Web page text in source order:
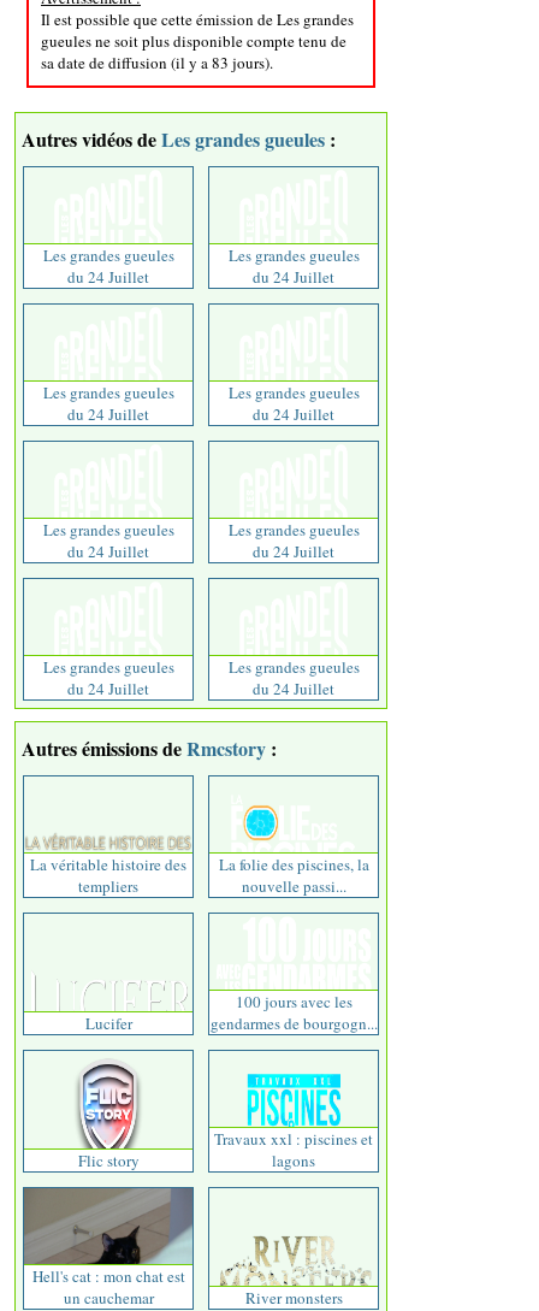
Il est possible que cette émission de Les grandes
gueules ne soit plus disponible compte tenu de
sa date de diffusion (il y a 83 jours).
Autres vidéos deLes grandes gueules :
Les grandes gueules
du 24 Juillet
Les grandes gueules
du 24 Juillet
Les grandes gueules
du 24 Juillet
Les grandes gueules
du 24 Juillet
Les grandes gueules
du 24 Juillet
Les grandes gueules
du 24 Juillet
Les grandes gueules
du 24 Juillet
Les grandes gueules
du 24 Juillet
Autres émissions deRmcstory :
La véritable histoire des
templiers
La folie des piscines, la
nouvelle passi...
Lucifer
100 jours avec les
gendarmes de bourgogn...
Flic story
Travaux xxl : piscines et
lagons
Hell's cat : mon chat est
un cauchemar
River monsters